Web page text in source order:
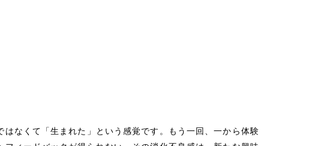
なくて「生まれた」という感覚です。もう一回、一から体験